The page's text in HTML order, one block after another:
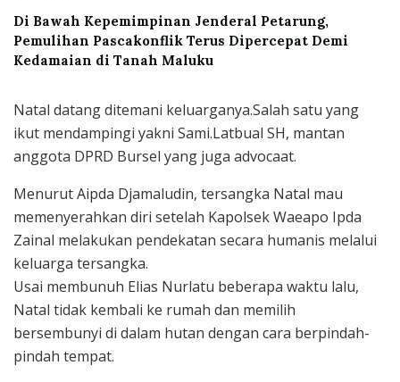
Di Bawah Kepemimpinan Jenderal Petarung,
Pemulihan Pascakonflik Terus Dipercepat Demi
Kedamaian di Tanah Maluku
Natal datang ditemani keluarganya.Salah satu yang
ikut mendampingi yakni Sami.Latbual SH, mantan
anggota DPRD Bursel yang juga advocaat.
Menurut Aipda Djamaludin, tersangka Natal mau
memenyerahkan diri setelah Kapolsek Waeapo Ipda
Zainal melakukan pendekatan secara humanis melalui
keluarga tersangka.
Usai membunuh Elias Nurlatu beberapa waktu lalu,
Natal tidak kembali ke rumah dan memilih
bersembunyi di dalam hutan dengan cara berpindah-
pindah tempat.